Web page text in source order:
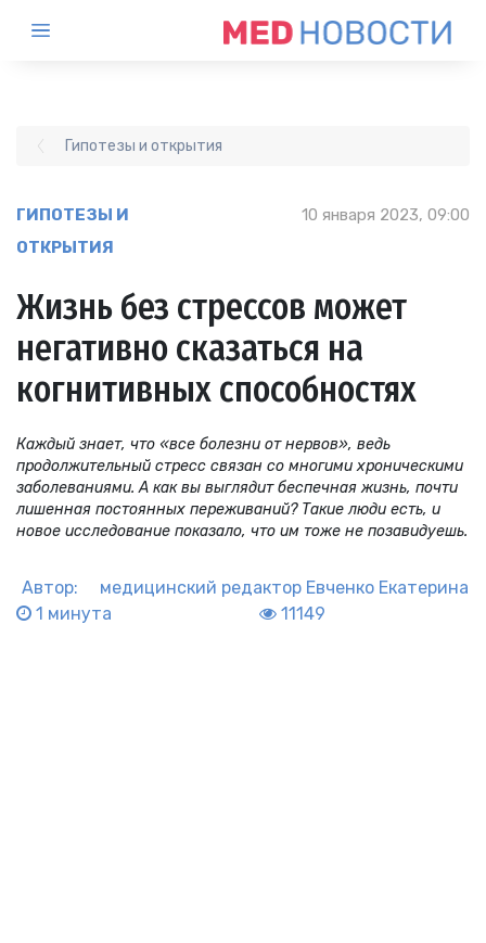
Гипотезы и открытия
ГИПОТЕЗЫ И
ОТКРЫТИЯ
10 января 2023, 09:00
Жизнь без стрессов может
негативно сказаться на
когнитивных способностях
Каждый знает, что «все болезни от нервов», ведь
продолжительный стресс связан со многими хроническими
заболеваниями. А как вы выглядит беспечная жизнь, почти
лишенная постоянных переживаний? Такие люди есть, и
новое исследование показало, что им тоже не позавидуешь.
Автор: медицинский редактор Евченко Екатерина
1 минута
11149